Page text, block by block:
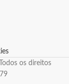
os direitos